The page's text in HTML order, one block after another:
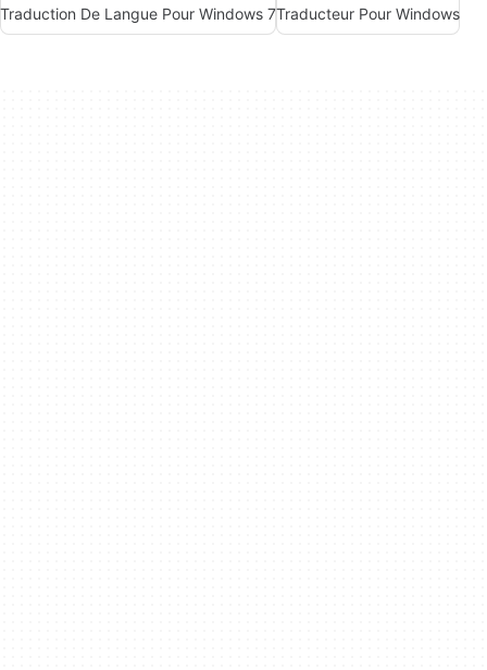
Traduction De Langue Pour Windows 7Traducteur Pour Windows